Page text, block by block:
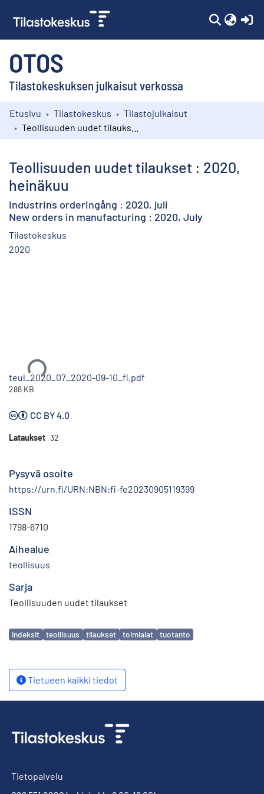
OTOS
Tilastokeskuksen julkaisut verkossa
Kokoelmat
Etusivu Tilastokeskus
Tilastojulkaisut
Teollisuuden uudet tilaukset : 2020,
heinäkuu
Industrins orderingång : 2020, juli
New orders in manufacturing : 2020, July
Tilastokeskus
2020
Ladataan...
teul_2020_07_2020-09-10_fi.pdf
288 KB
CC BY 4.0
Lataukset 32
Pysyvä osoite
https://urn.fi/URN:NBN:fi-fe20230905119399
ISSN
1798-6710
Aihealue
teollisuus
Sarja
Teollisuuden uudet tilaukset
Avainsanat
indeksit teollisuus tilaukset toimialat tuotanto
Tietueen kaikki tiedot
Tietopalvelu